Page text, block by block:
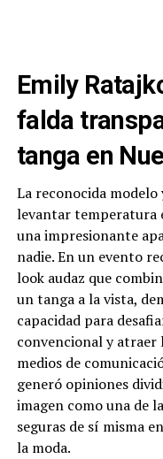
Emily
falda
tanga en
La reconocida
levantar temperatura
una impresionante
nadie. En un evento
look audaz que
un tanga a la vista,
capacidad para
convencional y atraer
medios de
generó opiniones
imagen como una de
seguras de sí misma
la moda.